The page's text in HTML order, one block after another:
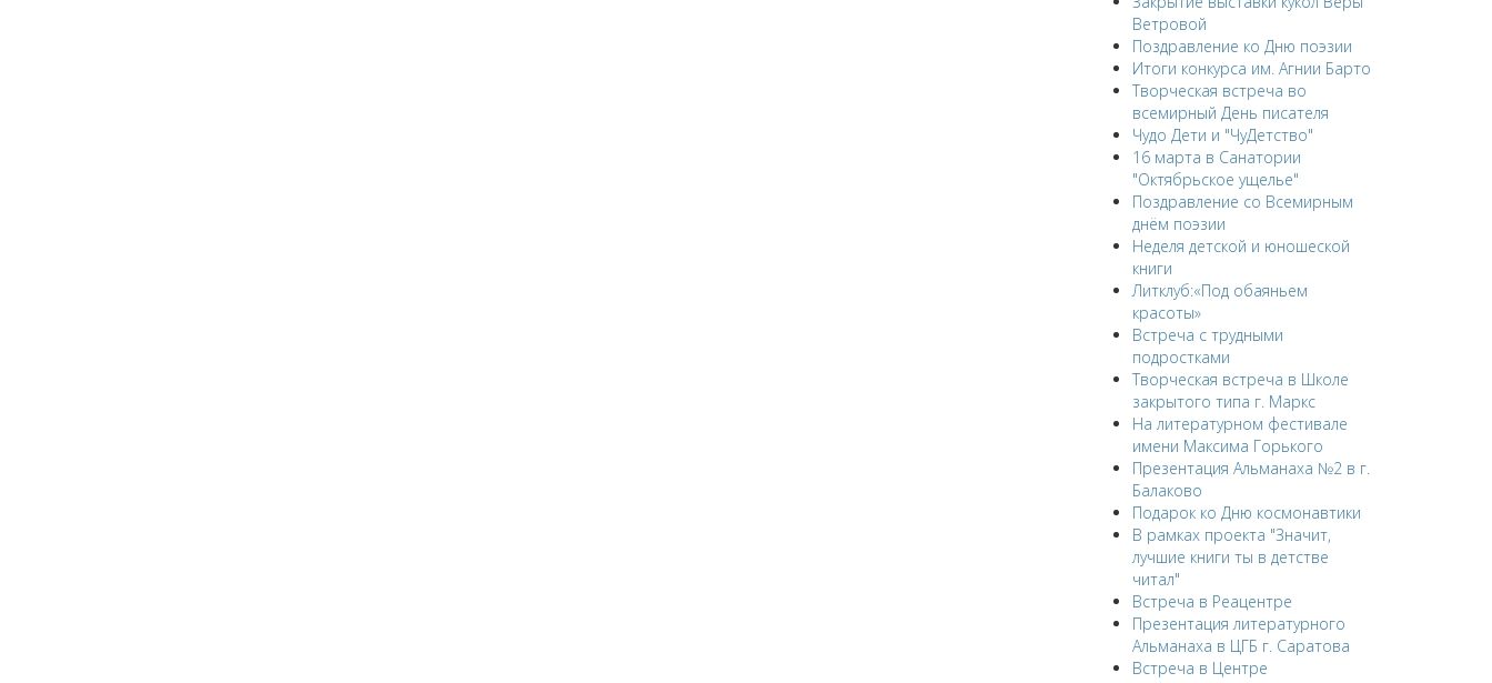
Ветровой
Поздравление ко Дню поэзии
Итоги конкурса им. Агнии Барто
Творческая встреча во
всемирный День писателя
Чудо Дети и "ЧуДетство"
16 марта в Санатории
"Октябрьское ущелье"
Поздравление со Всемирным
днём поэзии
Неделя детской и юношеской
книги
Литклуб:«Под обаяньем
красоты»
Встреча с трудными
подростками
Творческая встреча в Школе
закрытого типа г. Маркс
На литературном фестивале
имени Максима Горького
Презентация Альманаха №2 в г.
Балаково
Подарок ко Дню космонавтики
В рамках проекта "Значит,
лучшие книги ты в детстве
читал"
Встреча в Реацентре
Презентация литературного
Альманаха в ЦГБ г. Саратова
Встреча в Центре